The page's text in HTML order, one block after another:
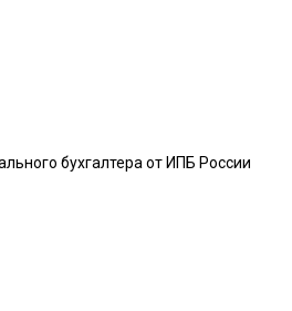
бухгалтера от ИПБ России